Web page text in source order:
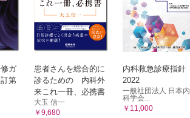
ガ
第
患者さんを総合的に
診るための 内科外
来これ一冊、必携書
大玉 信一
￥9,680
内科救急診療指針
2022
一般社団法人 日本内
科学会...
￥11,000